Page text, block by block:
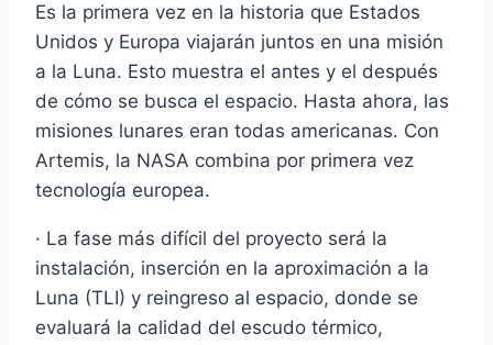
Es la primera vez en la historia que Estados
Unidos y Europa viajarán juntos en una misión
a la Luna. Esto muestra el antes y el después
de cómo se busca el espacio. Hasta ahora, las
misiones lunares eran todas americanas. Con
Artemis, la NASA combina por primera vez
tecnología europea.
· La fase más difícil del proyecto será la
instalación, inserción en la aproximación a la
Luna (TLI) y reingreso al espacio, donde se
evaluará la calidad del escudo térmico,